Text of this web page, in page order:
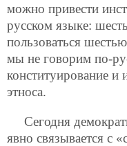
можно привести
русском языке:
пользоваться
мы не говорим по-
конституирование и
этноса.
Сегодня
явно связывается с